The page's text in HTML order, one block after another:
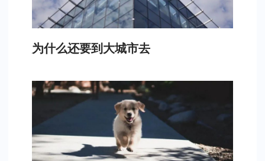
为什么还要到大城市去